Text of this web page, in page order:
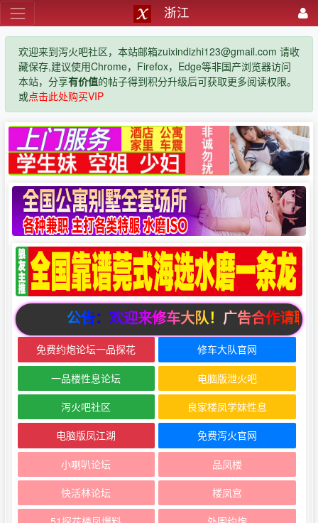
浙江
欢迎来到泻火吧社区，本站邮箱zuixindizhi123@gmail.com 请收
藏保存,建议使用Chrome，Firefox，Edge等非国产浏览器访问
本站，分享有价值的帖子得到积分升级后可获取更多阅读权限。
或点击此处购买VIP
公告：欢迎来修车大队！广告合作请
免费约炮论坛一品探花 修车大队官网
一品楼性息论坛 电脑版泄火吧
泻火吧社区 良家楼凤学妹性息
电脑版凤江湖 免费泻火官网
小喇叭论坛 品凤楼
快活林论坛 楼凤宫